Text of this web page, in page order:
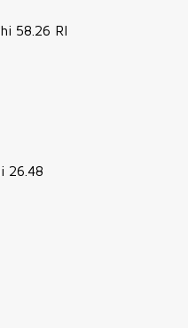
58.26 RI
26.48